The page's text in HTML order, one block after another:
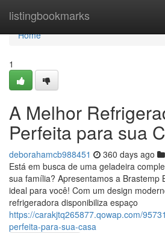
listingbookmarks
Home
Home
1
A Melhor
Perfeita para sua
deborahamcb988451 360 days ago
Está em busca de uma geladeira
sua família? Apresentamos a Brastemp
ideal para você! Com um design
refrigeradora disponibiliza espaço
https://carakjtq265877.qowap.com/
perfeita-para-sua-casa